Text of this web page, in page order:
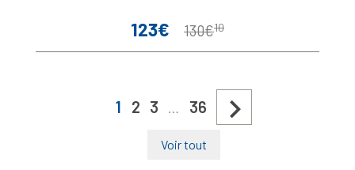
Prix
123€
Prix
130€10
1 2 3 … 36 
Voir tout